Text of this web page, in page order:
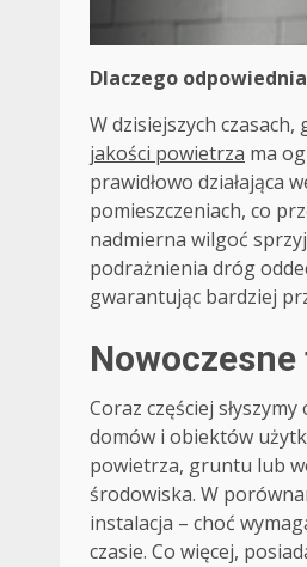
Dlaczego
W dzisiejszych czasach,
jakości powietrza ma
prawidłowo
pomieszczeniach, co
nadmierna wilgoć
podrażnienia dróg
gwarantując bardziej
Coraz częściej słyszymy
domów i obiektów
powietrza, gruntu lub
środowiska. W
instalacja – choć
czasie. Co więcej,